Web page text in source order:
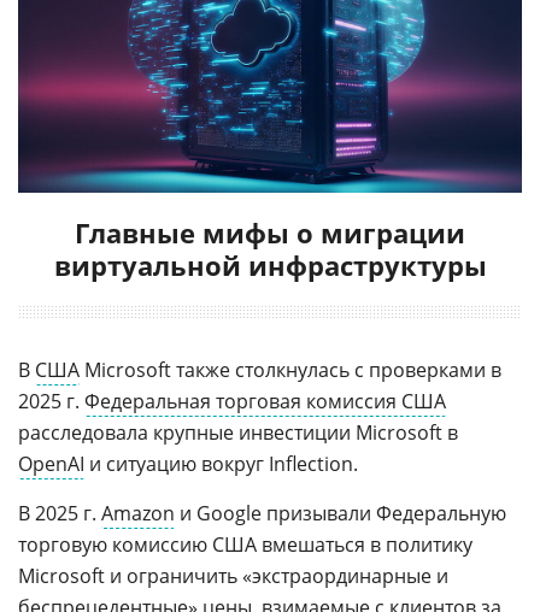
Главные мифы о миграции
виртуальной инфраструктуры
В США Microsoft также столкнулась с проверками в
2025 г. Федеральная торговая комиссия США
расследовала крупные инвестиции Microsoft в
OpenAI и ситуацию вокруг Inflection.
В 2025 г. Amazon и Google призывали Федеральную
торговую комиссию США вмешаться в политику
Microsoft и ограничить «экстраординарные и
беспрецедентные» цены, взимаемые с клиентов за